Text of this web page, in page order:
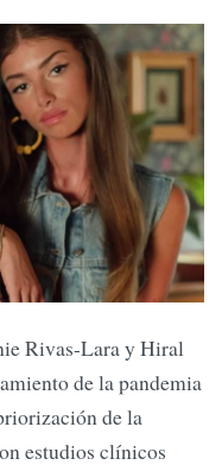
Rivas-Lara y Hiral
de la pandemia
de la
estudios clínicos